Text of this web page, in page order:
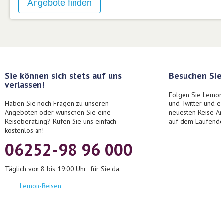
Sie können sich stets auf uns
verlassen!
Haben Sie noch Fragen zu unseren
Angeboten oder wünschen Sie eine
Reiseberatung? Rufen Sie uns einfach
kostenlos an!
06252-98 96 000
Täglich von 8 bis 19:00 Uhr für Sie da.
Lemon-Reisen
Besuchen
Folgen Sie
und Twitter und
neuesten Reise
auf dem